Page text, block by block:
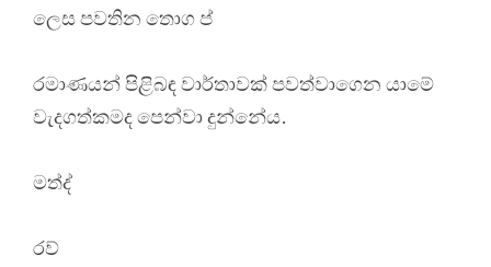
ලෙස පවතින තොග ප්
රමාණයන් පිළිබඳ වාර්තාවක් පවත්වාගෙන යාමේ
වැදගත්කමද පෙන්වා දුන්නේය.
මත්ද්
රව්